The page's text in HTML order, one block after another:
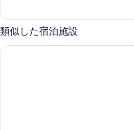
を
表
示
す
の
写
真
ス・
ト
イ
レ
1~8
名
様
ス・
類似した宿泊施設
かぐらみつまたコテージ